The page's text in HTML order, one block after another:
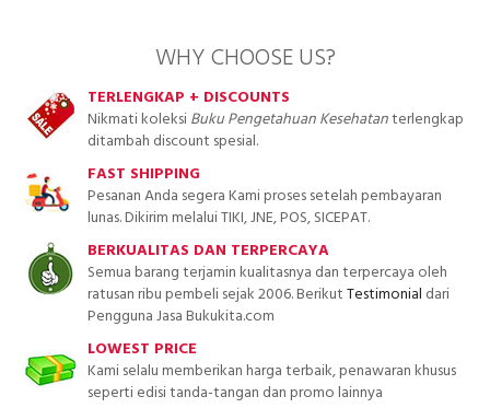
WHY CHOOSE US?
TERLENGKAP + DISCOUNTS
Nikmati koleksiBuku Pengetahuan Kesehatanterlengkap
ditambah discount spesial.
FAST SHIPPING
Pesanan Anda segera Kami proses setelah pembayaran
lunas. Dikirim melalui TIKI, JNE, POS, SICEPAT.
BERKUALITAS DAN TERPERCAYA
Semua barang terjamin kualitasnya dan terpercaya oleh
ratusan ribu pembeli sejak 2006. BerikutTestimonial dari
Pengguna Jasa Bukukita.com
LOWEST PRICE
Kami selalu memberikan harga terbaik, penawaran khusus
seperti edisi tanda-tangan dan promo lainnya